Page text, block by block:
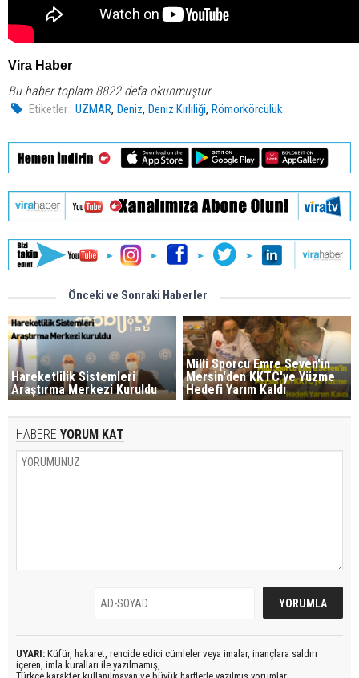
Vira Haber
Bu haber toplam 8822 defa okunmuştur
Etiketler : UZMAR,Deniz,Deniz Kirliliği,Römorkörcülük
Önceki ve Sonraki Haberler
Hareketlilik Sistemleri
Araştırma Merkezi Kuruldu
Milli Sporcu Emre Seven'in
Mersin'den KKTC'ye Yüzme
Hedefi Yarım Kaldı
HABERE YORUM KAT
UYARI: Küfür, hakaret, rencide edici cümleler veya imalar, inançlara saldırı
içeren, imla kuralları ile yazılmamış,